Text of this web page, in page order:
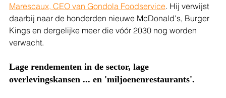
Marescaux, CEO van Gondola Foodservice. Hij verwijst
daarbij naar de honderden nieuwe McDonald's, Burger
Kings en dergelijke meer die vóór 2030 nog worden
verwacht.
Lage rendementen in de sector, lage
overlevingskansen ... en 'miljoenenrestaurants'.